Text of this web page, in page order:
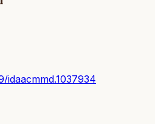
idaacmmd.1037934